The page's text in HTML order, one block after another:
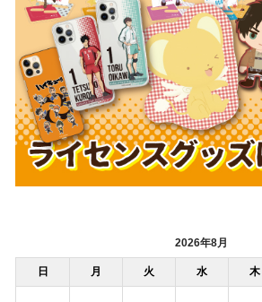
2026年8月
日 月 火 水 木